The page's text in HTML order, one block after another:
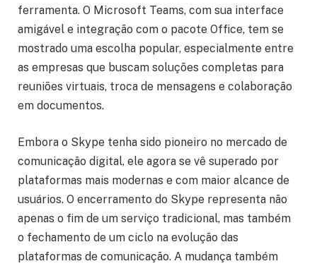
ferramenta. O Microsoft Teams, com sua interface
amigável e integração com o pacote Office, tem se
mostrado uma escolha popular, especialmente entre
as empresas que buscam soluções completas para
reuniões virtuais, troca de mensagens e colaboração
em documentos.
Embora o Skype tenha sido pioneiro no mercado de
comunicação digital, ele agora se vê superado por
plataformas mais modernas e com maior alcance de
usuários. O encerramento do Skype representa não
apenas o fim de um serviço tradicional, mas também
o fechamento de um ciclo na evolução das
plataformas de comunicação. A mudança também